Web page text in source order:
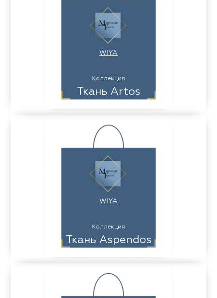
WIYA
Коллекция
Ткань Artos
WIYA
Коллекция
Ткань Aspendos